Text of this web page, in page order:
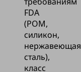
FDA
(POM,
силикон,
нержавеющая
сталь),
класс